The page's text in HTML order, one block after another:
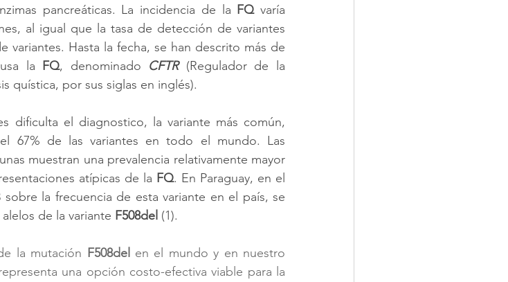
pancreáticas. La incidencia de la FQ varía
al igual que la tasa de detección de variantes
variantes. Hasta la fecha, se han descrito más de
la FQ, denominado CFTR (Regulador de la
quística, por sus siglas en inglés).
67% de las variantes en todo el mundo. Las
muestran una prevalencia relativamente mayor
atípicas de la FQ. En Paraguay, en el
la frecuencia de esta variante en el país, se
de la variante F508del (1).
la mutación F508del en el mundo y en nuestro
una opción costo-efectiva viable para la